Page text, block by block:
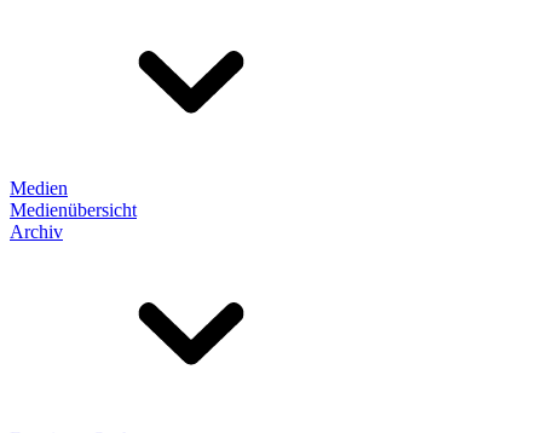
Medien
Medienübersicht
Archiv